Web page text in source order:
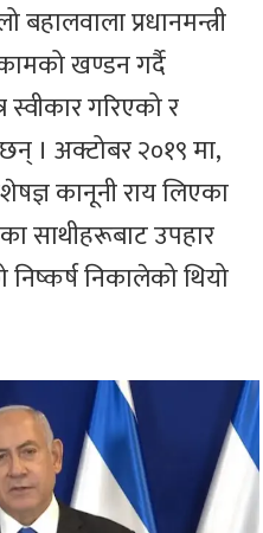
बहालवाला प्रधानमन्त्री
खण्डन गर्दै
स्वीकार गरिएको र
। अक्टोबर २०१९ मा,
कानूनी राय लिएका
साथीहरूबाट उपहार
निष्कर्ष निकालेको थियो